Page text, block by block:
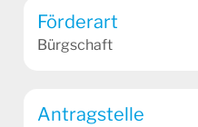
Förderart
Bürgschaft
Antragstelle